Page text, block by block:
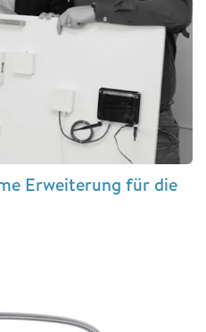
Erweiterung für die